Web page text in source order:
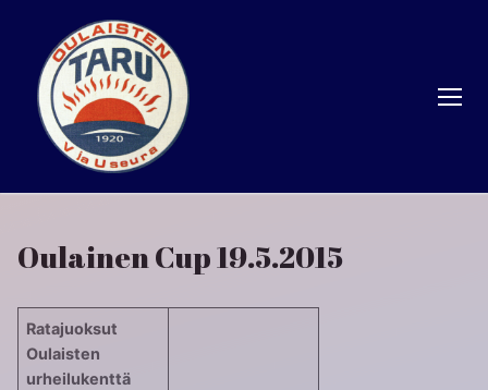
sisältöön
Oulainen Cup 19.5.2015
Ratajuoksut
Oulaisten
urheilukenttä